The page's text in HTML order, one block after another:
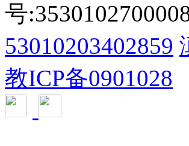
号
53010203402859
教ICP备0901028